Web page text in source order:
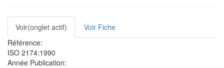
Onglets
principaux
Voir(onglet actif)
Voir Fiche
Référence:
ISO 2174:1990
Année Publication: